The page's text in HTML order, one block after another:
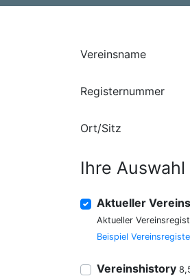
Vereinsname
Registernummer
Ort/Sitz
Ihre Auswahl
Aktueller
Aktueller
Beispiel
Vereinshistory